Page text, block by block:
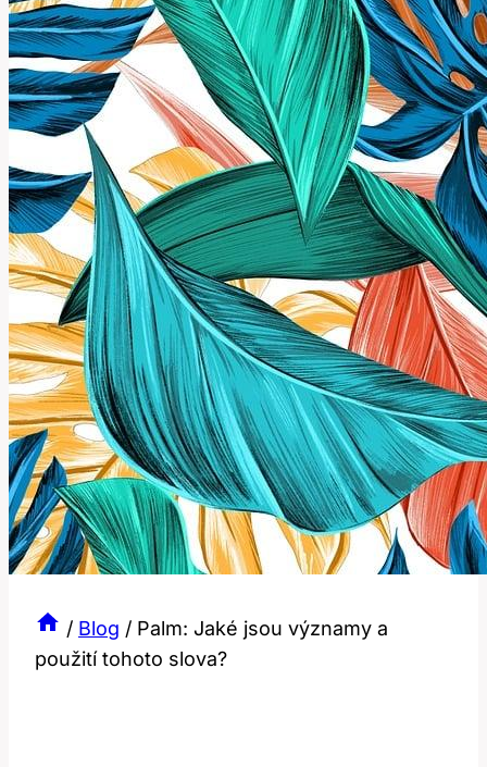
/ Blog / Palm: Jaké jsou významy a
použití tohoto slova?